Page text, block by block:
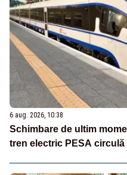
6 aug. 2026, 10:38
Schimbare de ultim
tren electric PESA